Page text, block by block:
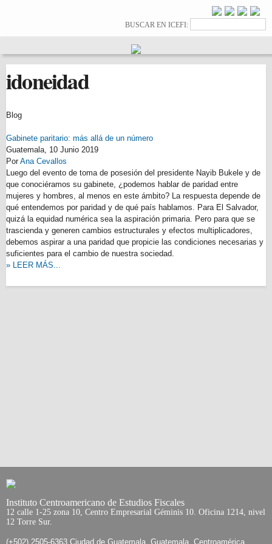
principalFormulario de
búsqueda
BUSCAR EN ICEFI:
idoneidad
Blog
Gabinete paritario: más allá de un número
Guatemala, 10 Junio 2019
Por Ana Cevallos
Luego del evento de toma de posesión del presidente Nayib Bukele y de
que conociéramos su gabinete, ¿podemos hablar de paridad entre
mujeres y hombres, al menos en este ámbito? La respuesta depende de
qué entendemos por paridad y de qué país hablamos. Para El Salvador,
quizá la equidad numérica sea la aspiración primaria. Pero para que se
trascienda y generen cambios estructurales y efectos multiplicadores,
debemos aspirar a una paridad que propicie las condiciones necesarias y
suficientes para el cambio de nuestra sociedad.
» LEER MÁS...
Instituto Centroamericano de Estudios Fiscales
12 calle 1-25 zona 10, Centro Empresarial Géminis 10. Oficina 1214, nivel
12 Torre Sur.
(+502) 2505-6363 Ciudad de Guatemala, Guatemala, Centroamérica